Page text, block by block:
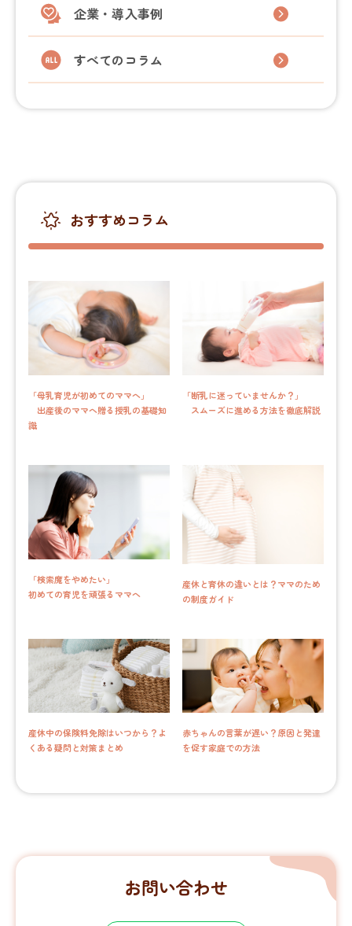
企業・導入事例
すべてのコラム
おすすめコラム
「母乳育児が初めてのママへ」
出産後のママへ贈る授乳の基礎知
識
「断乳に迷っていませんか？」
スムーズに進める方法を徹底解説
「検索魔をやめたい」
初めての育児を頑張るママへ
産休と育休の違いとは？ママのため
の制度ガイド
産休中の保険料免除はいつから？よ
くある疑問と対策まとめ
赤ちゃんの言葉が遅い？原因と発達
を促す家庭での方法
お問い合わせ